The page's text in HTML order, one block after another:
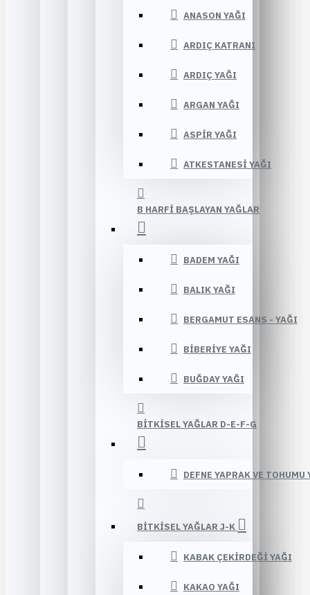
ANASON YAĞI
ARDIÇ KATRANI
ARDIÇ YAĞI
ARGAN YAĞI
ASPIR YAĞI
ATKESTANESI YAĞI
B HARFI BAŞLAYAN YAĞLAR
BADEM YAĞI
BALIK YAĞI
BERGAMUT ESANS - YAĞI
BIBERIYE YAĞI
BUĞDAY YAĞI
BITKISEL YAĞLAR D-E-F-G
DEFNE YAPRAK VE TOHUMU
BITKISEL YAĞLAR J-K
KABAK ÇEKIRDEĞI YAĞI
KAKAO YAĞI